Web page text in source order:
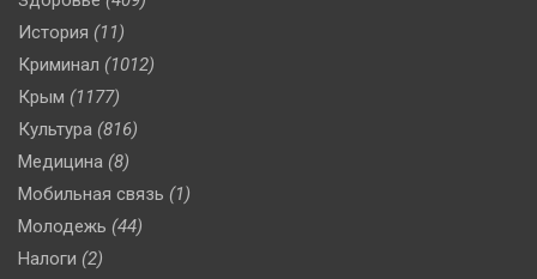
История (11)
Криминал (1012)
Крым (1177)
Культура (816)
Медицина (8)
Мобильная связь (1)
Молодежь (44)
Налоги (2)